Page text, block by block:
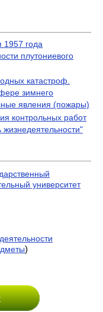
1957 года
плутониевого
катастроф.
зимнего
явления (пожары)
контрольных работ
университет
)